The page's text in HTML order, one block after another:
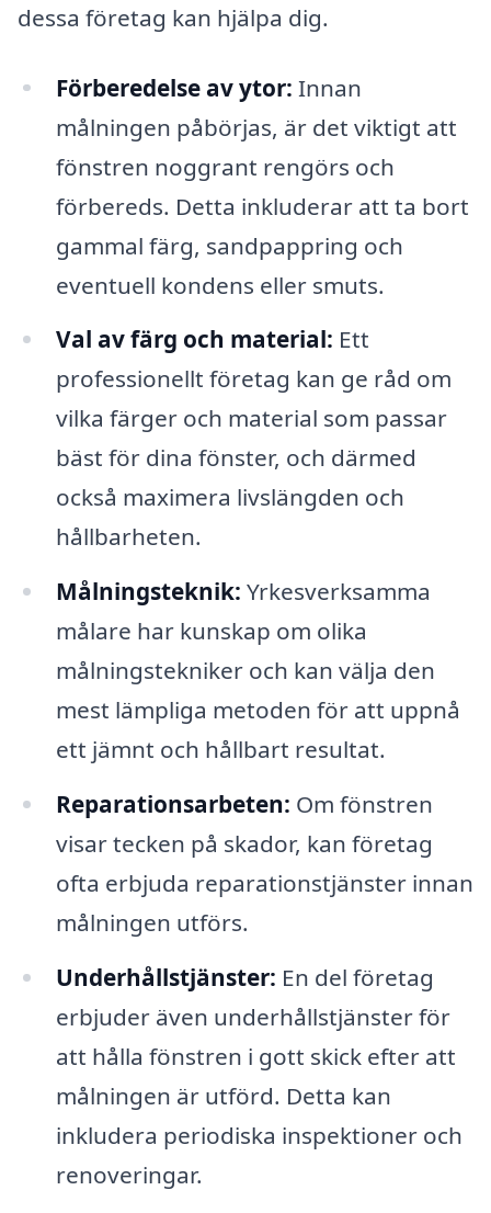
dessa företag kan hjälpa dig.
Förberedelse av ytor: Innan
målningen påbörjas, är det viktigt att
fönstren noggrant rengörs och
förbereds. Detta inkluderar att ta bort
gammal färg, sandpappring och
eventuell kondens eller smuts.
Val av färg och material: Ett
professionellt företag kan ge råd om
vilka färger och material som passar
bäst för dina fönster, och därmed
också maximera livslängden och
hållbarheten.
Målningsteknik: Yrkesverksamma
målare har kunskap om olika
målningstekniker och kan välja den
mest lämpliga metoden för att uppnå
ett jämnt och hållbart resultat.
Reparationsarbeten: Om fönstren
visar tecken på skador, kan företag
ofta erbjuda reparationstjänster innan
målningen utförs.
Underhållstjänster: En del företag
erbjuder även underhållstjänster för
att hålla fönstren i gott skick efter att
målningen är utförd. Detta kan
inkludera periodiska inspektioner och
renoveringar.